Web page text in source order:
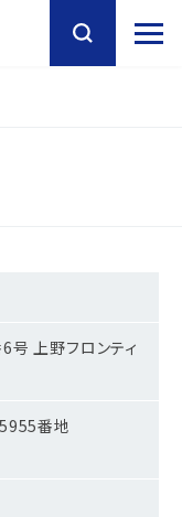
上野フロンティ
番地